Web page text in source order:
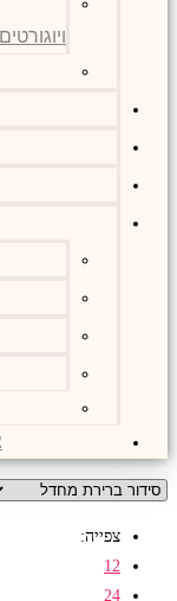
ויוגורטים
צפייה:
12
24